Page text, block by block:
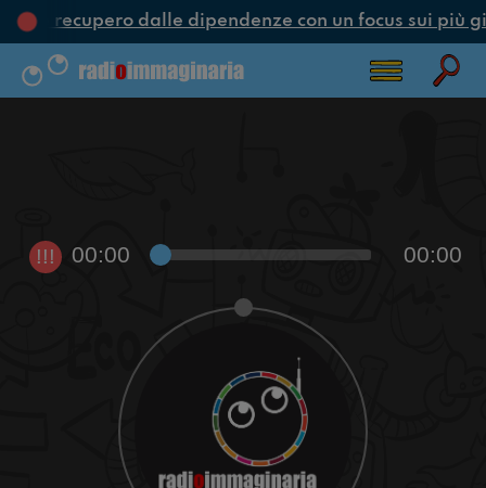
e recupero dalle dipendenze con un focus sui più
!!! 00:00 00:00